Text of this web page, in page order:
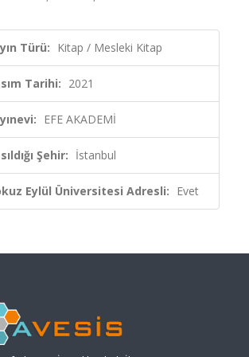
Türü: Kitap / Mesleki Kitap
Tarihi: 2021
EFE AKADEMİ
Şehir: İstanbul
Eylül Üniversitesi Adresli: Evet